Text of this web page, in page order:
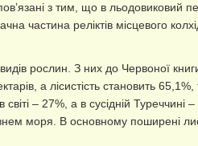
з тим, що в льодовиковий
частина реліктів місцевого
рослин. З них до Червоної
а лісистість становить 65,1%,
– 27%, а в сусідній Туреччині
моря. В основному поширені